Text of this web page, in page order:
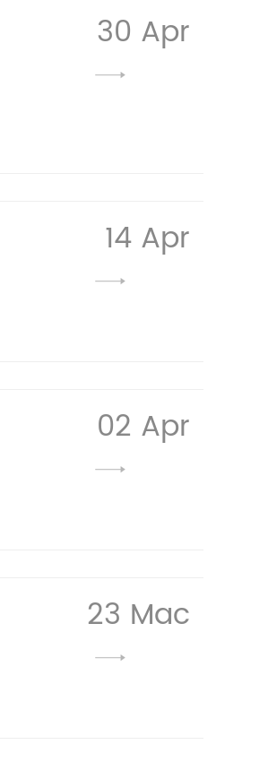
30 Apr
14 Apr
02 Apr
23 Mac